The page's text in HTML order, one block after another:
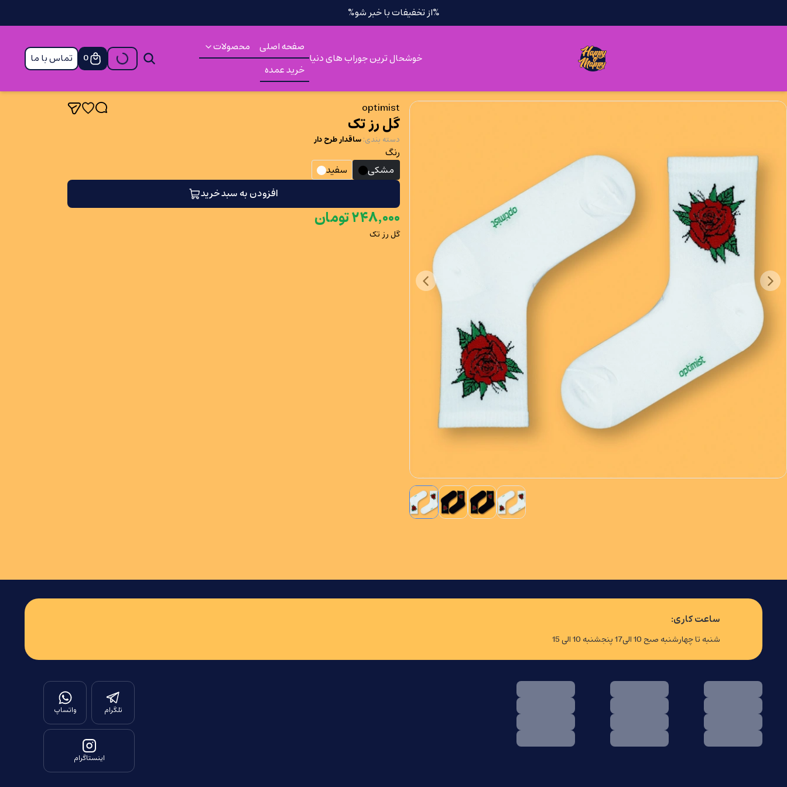
%از تخفیفات با خبر شو%
خوشحال ترین جوراب های دنیا
صفحه اصلی
محصولات
خرید عمده
0 تماس با ما
optimist
گل رز تک
دسته بندی: ساقدار طرح دار
رنگ
مشکی
سفید
افزودن به سبد خرید
۲۴۸٬۰۰۰ تومان
گل رز تک
ساعت کاری:
شنبه تا چهارشنبه صبح 10 الی17 پنجشنبه 10 الی 15
تلگرام واتساپ
اینستاگرام